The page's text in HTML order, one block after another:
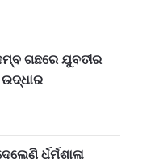
ଗଛରେ ଯୁବତୀର
ର୍ଧର୍ମଶାଳା